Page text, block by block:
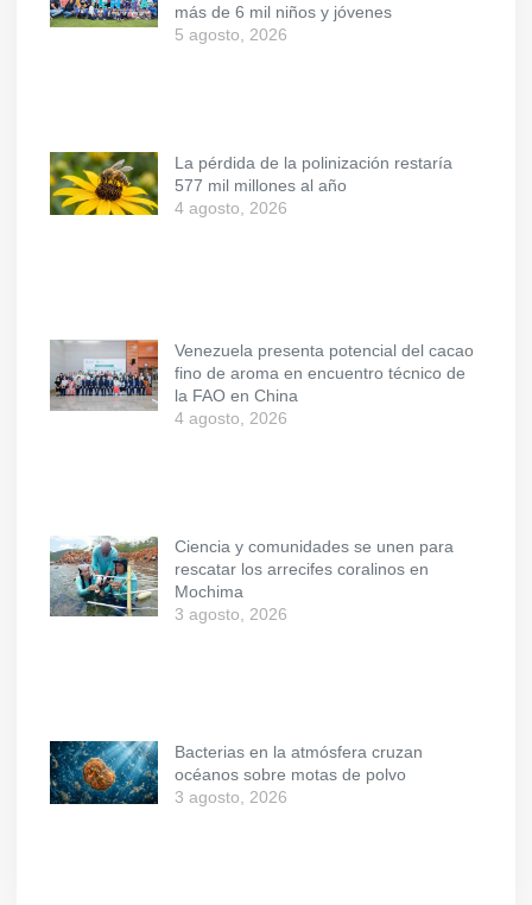
más de 6 mil niños y jóvenes
5 agosto, 2026
La pérdida de la polinización restaría
577 mil millones al año
4 agosto, 2026
Venezuela presenta potencial del cacao
fino de aroma en encuentro técnico de
la FAO en China
4 agosto, 2026
Ciencia y comunidades se unen para
rescatar los arrecifes coralinos en
Mochima
3 agosto, 2026
Bacterias en la atmósfera cruzan
océanos sobre motas de polvo
3 agosto, 2026